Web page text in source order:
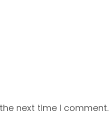
next time I comment.